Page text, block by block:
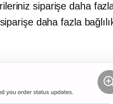
siparişe daha
daha fazla